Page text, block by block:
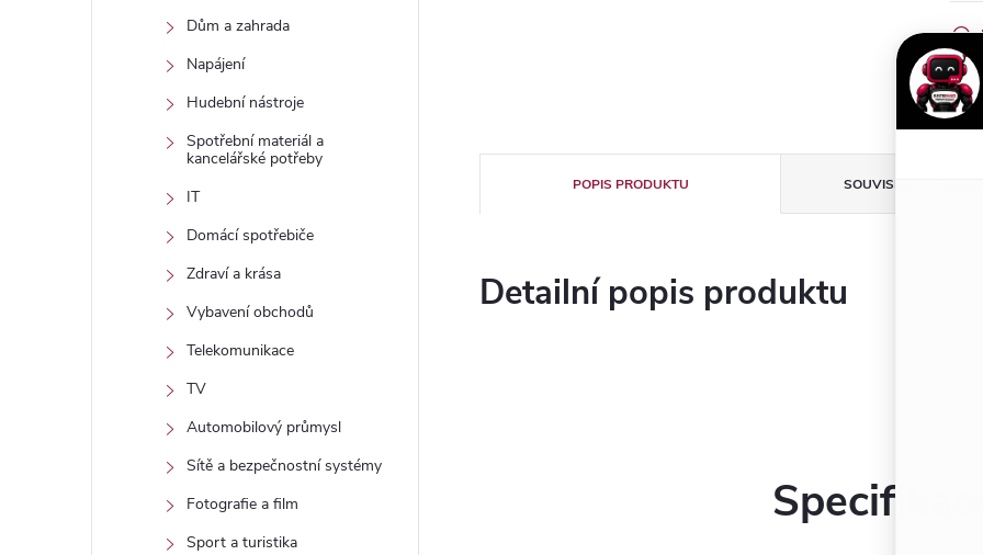
Dům a zahrada
Napájení
Hudební nástroje
Spotřební materiál a
kancelářské potřeby
IT
Domácí spotřebiče
Zdraví a krása
Vybavení obchodů
Telekomunikace
TV
Automobilový průmysl
Sítě a bezpečnostní systémy
Fotografie a film
Sport a turistika
POPIS PRODUKTU SOUVISEJÍCÍ
Detailní popis produktu